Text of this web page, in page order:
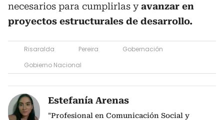
necesarios para cumplirlas yavanzar en
proyectos estructurales de desarrollo.
Risaralda Pereira
Gobernación
Gobierno Nacional
Estefanía Arenas
"Profesional en Comunicación Social y